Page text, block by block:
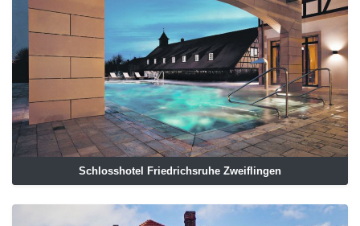
Schlosshotel Friedrichsruhe Zweiflingen